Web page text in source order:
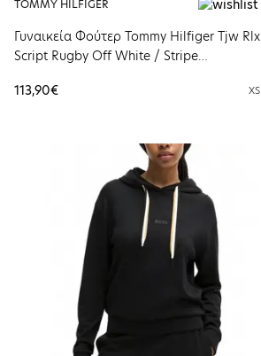
TOMMY HILFIGER
Γυναικεία Φούτερ Tommy Hilfiger Tjw Rlx
Script Rugby Off White / Stripe
113,90€
XS